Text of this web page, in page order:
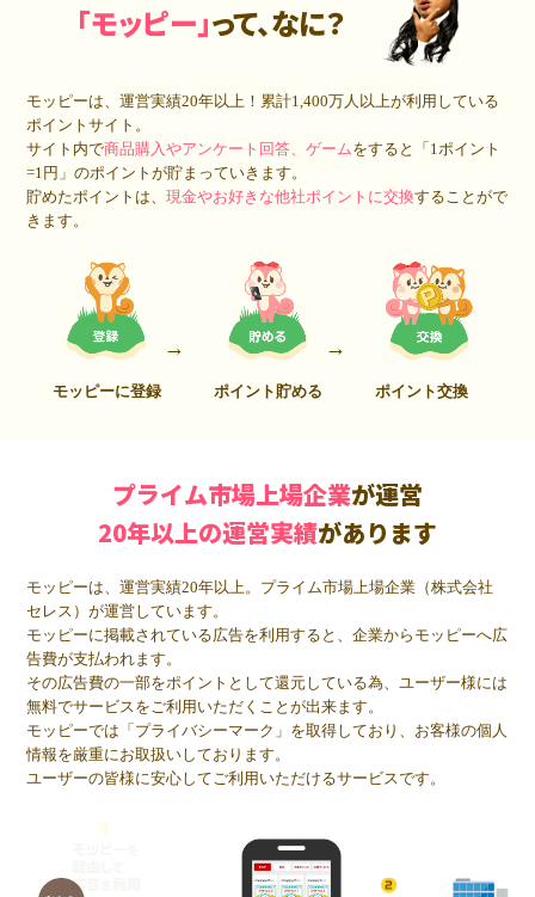
「モッピー」って、なに？
モッピーは、運営実績20年以上！累計1,400万人 以上が利用している
ポイントサイト。
サイト内で商品購入やアンケート回答、ゲームをすると「1ポイント
=1円」のポイントが貯まっていきます。
貯めたポイントは、現金やお好きな他社ポイントに交換することがで
きます。
モッピーに登録 ポイント貯める ポイント交換
プライム市場上場企業が運営
20年以上の運営実績があります
モッピーは、運営実績20年以上。プライム市場上場企業（株式会社
セレス）が運営しています。
モッピーに掲載されている広告を利用すると、企業からモッピーへ広
告費が支払われます。
その広告費の一部をポイントとして還元している為、ユーザー様には
無料でサービスをご利用いただくことが出来ます。
モッピーでは「プライバシーマーク」を取得しており、お客様の個人
情報を厳重にお取扱いしております。
ユーザーの皆様に安心してご利用いただけるサービスです。